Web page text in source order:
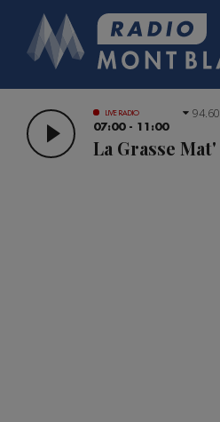
LIVE RADIO
07:00 - 11:00
La Grasse Mat'
94.60